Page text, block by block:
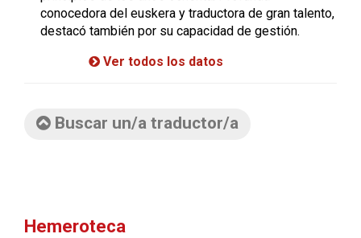
conocedora del euskera y traductora de gran talento,
destacó también por su capacidad de gestión.
Ver todos los datos
Buscar un/a traductor/a
Hemeroteca